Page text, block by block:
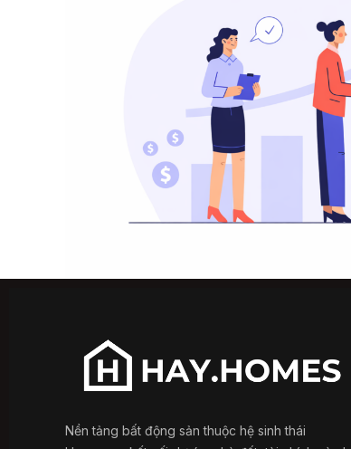
Nền tảng bất động sản thuộc hệ sinh thái